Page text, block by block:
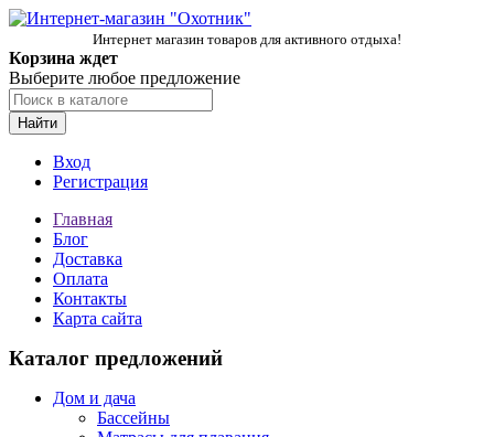
Интернет магазин товаров для активного отдыха!
Корзина ждет
Выберите любое предложение
Найти
Вход
Регистрация
Главная
Блог
Доставка
Оплата
Контакты
Карта сайта
Каталог предложений
Дом и дача
Бассейны